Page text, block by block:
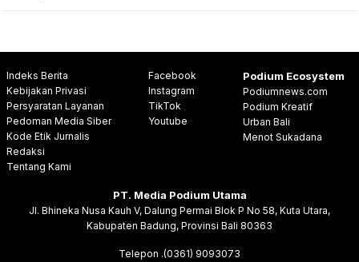
Indeks Berita
Kebijakan Privasi
Persyaratan Layanan
Pedoman Media Siber
Kode Etik Jurnalis
Redaksi
Tentang Kami
Facebook
Instagram
TikTok
Youtube
Podium Ecosystem
Podiumnews.com
Podium Kreatif
Urban Bali
Menot Sukadana
PT. Media Podium Utama
Jl. Bhineka Nusa Kauh V, Dalung Permai Blok P No 58, Kuta Utara,
Kabupaten Badung, Provinsi Bali 80363
Telepon .(0361) 9093073